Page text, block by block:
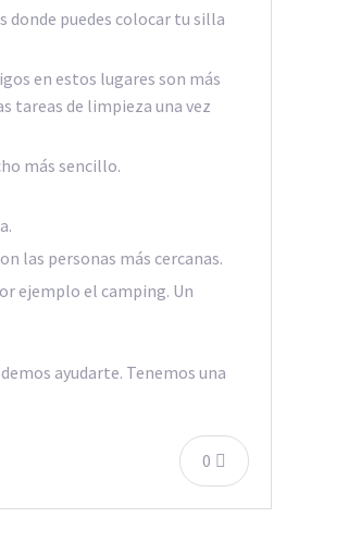
donde puedes colocar tu silla
en estos lugares son más
tareas de limpieza una vez
más sencillo.
las personas más cercanas.
ejemplo el camping. Un
ayudarte. Tenemos una
0